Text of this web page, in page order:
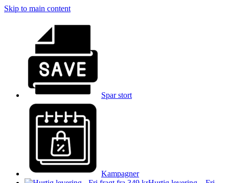
Skip to main content
Spar stort
Kampagner